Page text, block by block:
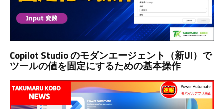
Copilot Studio のモダンエージェント（新UI）で
ツールの値を固定にするための基本操作